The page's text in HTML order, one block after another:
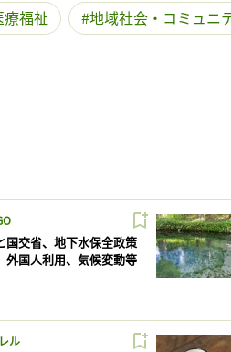
福祉
地域社会・コミュニ
国交省、地下水保全政策
外国人利用、気候変動等
ル